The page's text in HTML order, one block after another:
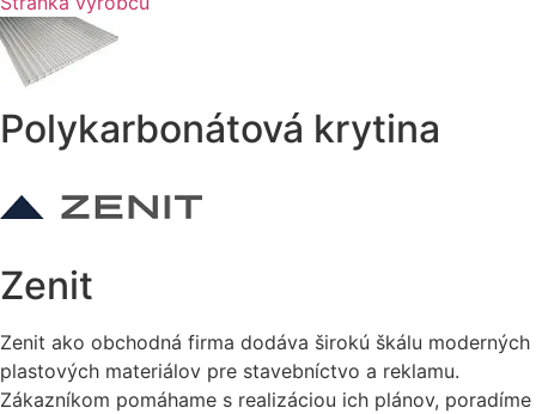
Polykarbonátová krytina
Zenit
Zenit ako obchodná firma dodáva širokú škálu moderných
plastových materiálov pre stavebníctvo a reklamu.
Zákazníkom pomáhame s realizáciou ich plánov, poradíme